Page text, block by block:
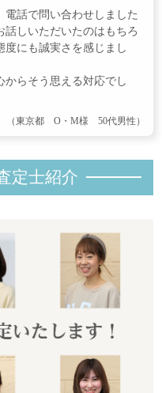
電話で問い合わせしました
話しいただいたのはもちろ
度にも誠実さを感じまし
からそう思える対応でし
（東京都 O・M様 50代男性）
定士紹介